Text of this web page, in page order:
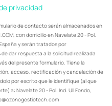
privacidad
de contacto serán almacenados en
con domicilio en Navelate 20 - Pol.
y serán tratados por
de dar respuesta a la solicitud realizada
del presente formulario. Tiene la
acceso, rectificación y cancelación de
por escrito que le identifique (al que
a: Navelate 20 - Pol. Ind. Ull Fondo,